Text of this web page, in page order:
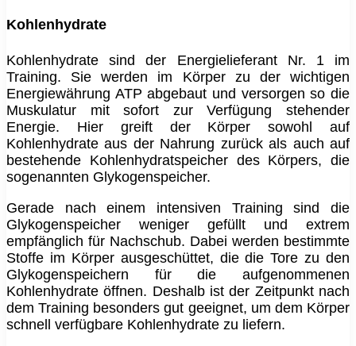
Kohlenhydrate
Kohlenhydrate sind der Energielieferant Nr. 1 im
Training. Sie werden im Körper zu der wichtigen
Energiewährung ATP abgebaut und versorgen so die
Muskulatur mit sofort zur Verfügung stehender
Energie. Hier greift der Körper sowohl auf
Kohlenhydrate aus der Nahrung zurück als auch auf
bestehende Kohlenhydratspeicher des Körpers, die
sogenannten Glykogenspeicher.
Gerade nach einem intensiven Training sind die
Glykogenspeicher weniger gefüllt und extrem
empfänglich für Nachschub. Dabei werden bestimmte
Stoffe im Körper ausgeschüttet, die die Tore zu den
Glykogenspeichern für die aufgenommenen
Kohlenhydrate öffnen. Deshalb ist der Zeitpunkt nach
dem Training besonders gut geeignet, um dem Körper
schnell verfügbare Kohlenhydrate zu liefern.